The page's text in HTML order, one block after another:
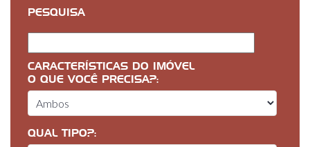
PESQUISA
CARACTERÍSTICAS DO IMÓVEL
O QUE VOCÊ PRECISA?:
QUAL TIPO?: